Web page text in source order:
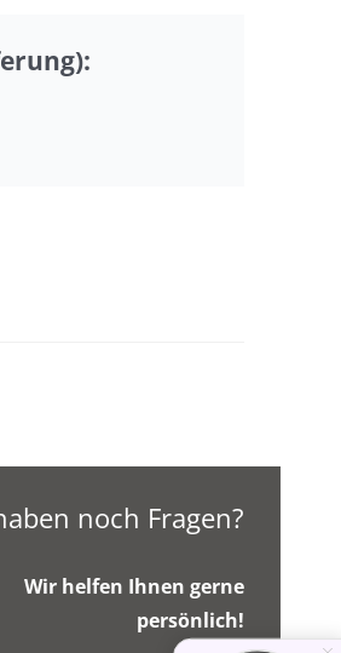
noch Fragen?
Wir helfen Ihnen gerne
persönlich!